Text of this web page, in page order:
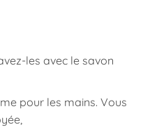
les avec le savon
pour les mains. Vous